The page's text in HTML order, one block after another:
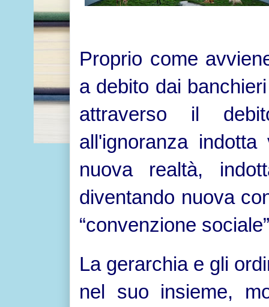
Proprio come
a debito dai
attraverso il
all'ignoranza
nuova realtà,
diventando nuova
“convenzione
La gerarchia e gli
nel suo insieme,